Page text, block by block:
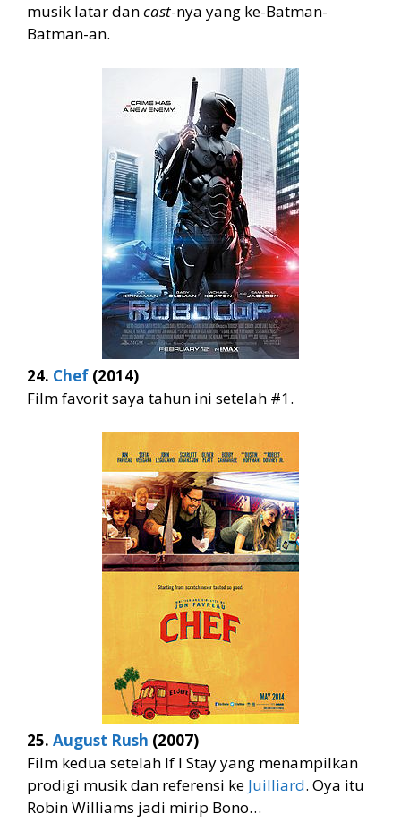
musik latar dancast-nya yang ke-Batman-
Batman-an.
24. Chef (2014)
Film favorit saya tahun ini setelah #1.
25. August Rush (2007)
Film kedua setelah If I Stay yang menampilkan
prodigi musik dan referensi ke Juilliard. Oya itu
Robin Williams jadi mirip Bono…